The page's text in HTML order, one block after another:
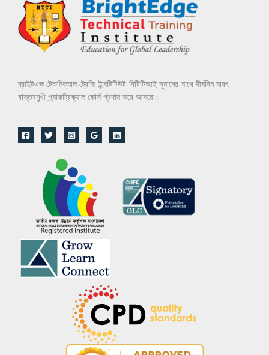
ব্রাইটএজ টেকনিক্যাল ট্রেনিং ইন্সটিটিউট-বিটিটিআই সুনামের সাথে দীর্ঘদিন যাবৎ
বাস্তবমুখী প্র্যাকট্রিক্যাল কোর্স প্রদান করে আসছে।